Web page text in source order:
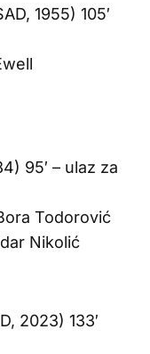
1955) 105′
95′ – ulaz za
Todorović
Nikolić
2023) 133′